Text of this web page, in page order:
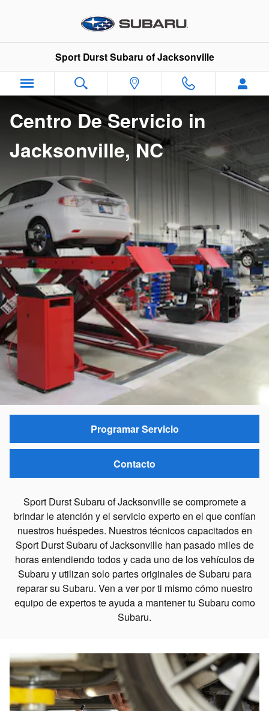
EL CENTRO DE SERVICIO
Sport Durst Subaru of Jacksonville
Centro De Servicio in
Jacksonville, NC
Programar Servicio
Contacto
Sport Durst Subaru of Jacksonville se compromete a
brindar le atención y el servicio experto en el que confían
nuestros huéspedes. Nuestros técnicos capacitados en
Sport Durst Subaru of Jacksonville han pasado miles de
horas entendiendo todos y cada uno de los vehículos de
Subaru y utilizan solo partes originales de Subaru para
reparar su Subaru. Ven a ver por ti mismo cómo nuestro
equipo de expertos te ayuda a mantener tu Subaru como
Subaru.